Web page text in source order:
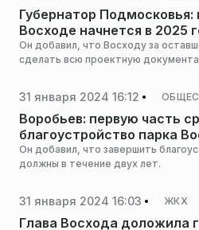
Губернатор
Восходе начнется в 2025
Он добавил, что Восходу за
сделать всю проектную
31 января 2024 16:12
Воробьев: первую часть
благоустройство парка
г
Он добавил, что завершить
должны в течение двух лет.
31 января 2024 16:03 ЖКХ
Глава Восхода доложила